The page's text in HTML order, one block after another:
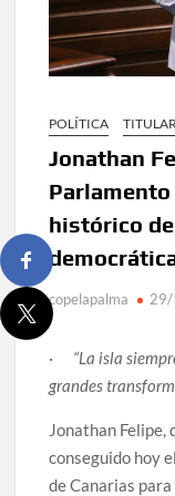
POLÍTICA
Jonathan
histórico
copelapalma
· “La isla
grandes
Jonathan Felipe,
conseguido hoy
de Canarias